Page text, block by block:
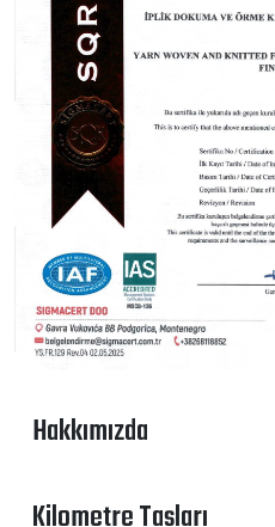
Hakkımızda
Kilometre Taşları